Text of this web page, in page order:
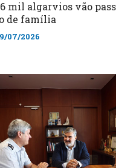
mil algarvios vão
de família
07/2026